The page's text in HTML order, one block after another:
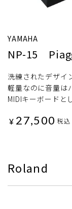
YAMAHA
NP-15
洗練されたデザイ
軽量なのに音量は
MIDIキーボードと
¥ 27,500 税込
Roland